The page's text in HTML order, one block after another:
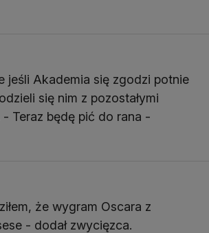
jeśli Akademia się zgodzi potnie
się nim z pozostałymi
Teraz będę pić do rana -
że wygram Oscara z
- dodał zwycięzca.